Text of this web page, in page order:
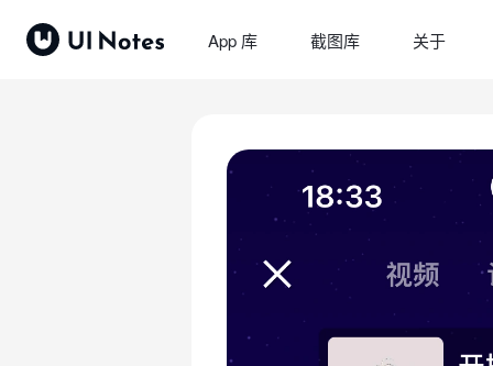
App 库 截图库 关于